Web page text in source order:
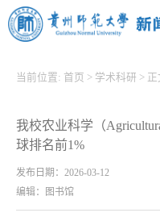
当前位置: 首页 > 学术科研 > 正
我校农业科学（
球排名前1%
发布日期：2026-03-12
编辑：图书馆